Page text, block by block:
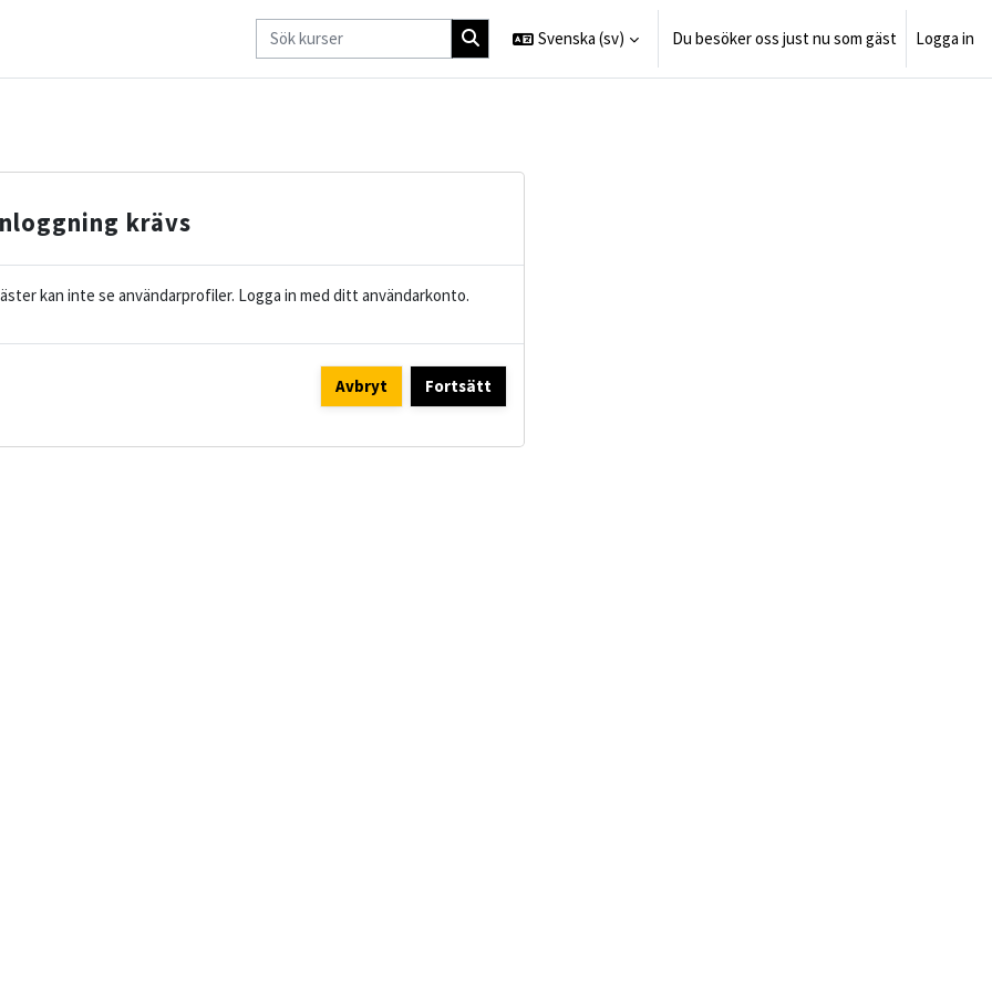
Svenska ‎(sv)‎ Du besöker oss just nu som gäst Logga in
krävs
kan inte se användarprofiler. Logga in med ditt användarkonto.
Avbryt Fortsätt